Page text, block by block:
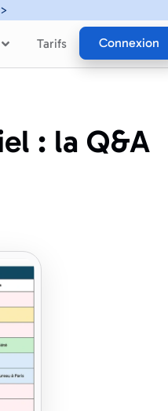
Tarifs Connexion
: la Q&A